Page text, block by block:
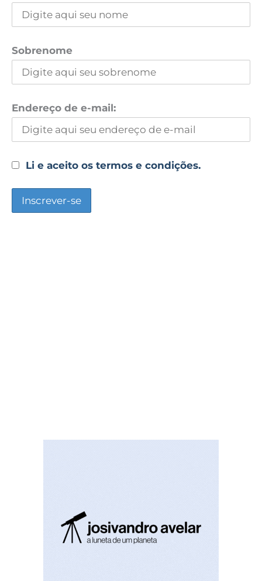
Sobrenome
Endereço de e-mail:
Li e aceito os termos e condições.